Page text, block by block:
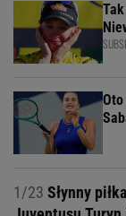
1/23 Słynny